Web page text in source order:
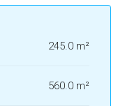
245.0 m²
560.0 m²